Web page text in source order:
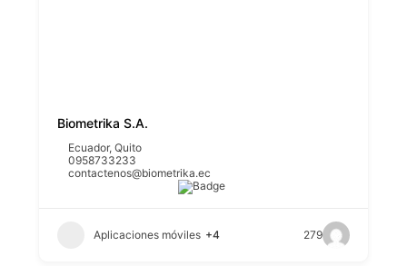
Biometrika S.A.
Ecuador,Quito
0958733233
contactenos@biometrika.ec
Aplicaciones móviles +4 279